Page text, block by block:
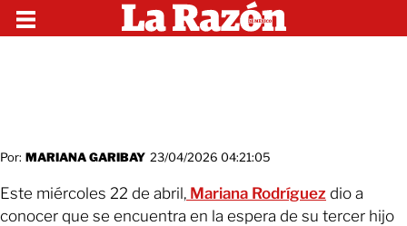
Por: MARIANA GARIBAY 23/04/2026 04:21:05
Este miércoles 22 de abril, Mariana Rodríguez dio a
conocer que se encuentra en la espera de su tercer hijo